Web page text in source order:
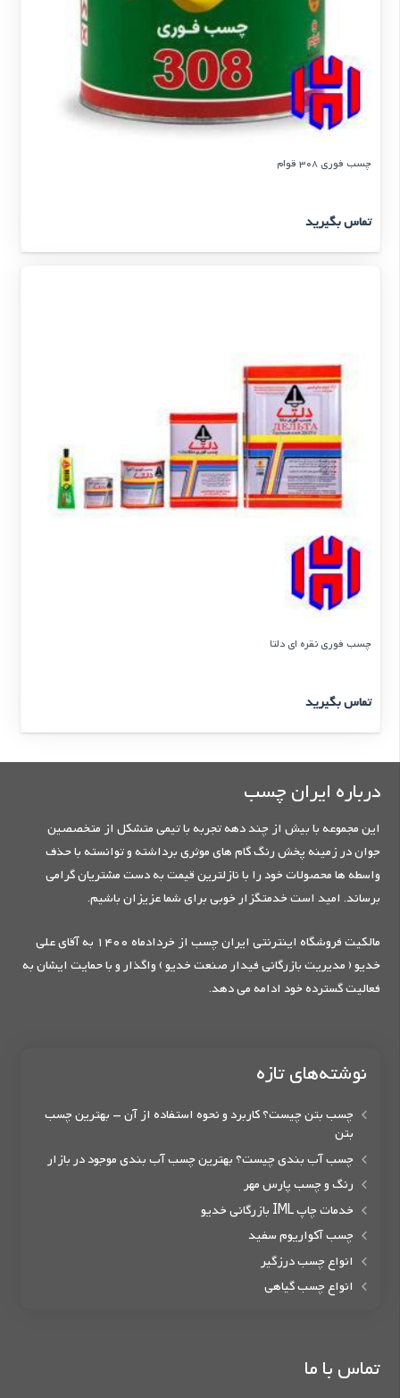
چسب فوری 308 قوام
تماس بگیرید
چسب فوری نقره ای دلتا
تماس بگیرید
درباره ایران چسب
این مجموعه با بیش از چند دهه تجربه با تیمی متشکل از متخصصین
جوان در زمینه پخش رنگ گام های موثری برداشته و توانسته با حذف
واسطه ها محصولات خود را با نازلترین قیمت به دست مشتریان گرامی
برساند. امید است خدمتگزار خوبی برای شما عزیزان باشیم.
مالکیت فروشگاه اینترنتی ایران چسب از خردادماه 1400 به آقای علی
خدیو ( مدیریت بازرگانی فیدار صنعت خدیو ) واگذار و با حمایت ایشان به
فعالیت گسترده خود ادامه می دهد.
نوشته‌های تازه
چسب بتن چیست؟ کاربرد و نحوه استفاده از آن – بهترین چسب
بتن
چسب آب بندی چیست؟ بهترین چسب آب بندی موجود در بازار
رنگ و چسب پارس مهر
خدمات چاپ IML بازرگانی خدیو
چسب آکواریوم سفید
انواع چسب درزگیر
انواع چسب گیاهی
تماس با ما